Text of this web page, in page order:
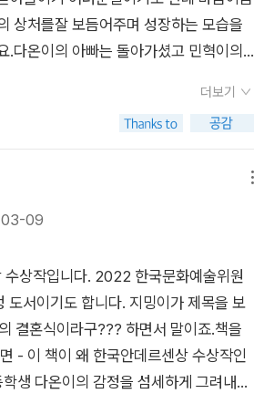
생각을 배울 수 있는 책이었답니다
이 아닌 이혼으로 친엄마가 있는 민혁이
나 새아빠가 생겨도 친부모의 자리는 변
고, 새로운 가족을 받아들이는 용기를 얻
상처를잘 보듬어주며 성장하는 모습을
.다온이의 아빠는 돌아가셨고 민혁이의
로 보게 되는 것은 어쩔 수 없더라구요.새
루어지는 과정을마음잇는아이이 엄마
같지 않다는 사실을 아이는 책을 통해서
더보기
09
상작입니다. 2022 한국문화예술위원
도서이기도 합니다. 지밍이가 제목을 보
결혼식이라구??? 하면서 말이죠.책을
- 이 책이 왜 한국안데르센상 수상작인
생 다온이의 감정을 섬세하게 그려내고